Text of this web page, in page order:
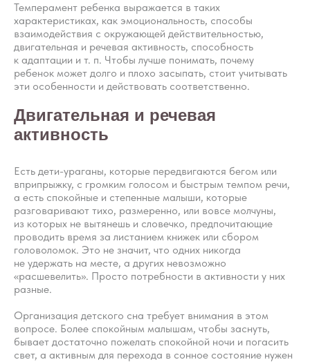
Темперамент ребенка выражается в таких
характеристиках, как эмоциональность, способы
взаимодействия с окружающей действительностью,
двигательная и речевая активность, способность
к адаптации и т. п. Чтобы лучше понимать, почему
ребенок может долго и плохо засыпать, стоит учитывать
эти особенности и действовать соответственно.
Двигательная и речевая
активность
Есть дети-ураганы, которые передвигаются бегом или
вприпрыжку, с громким голосом и быстрым темпом речи,
а есть спокойные и степенные малыши, которые
разговаривают тихо, размеренно, или вовсе молчуны,
из которых не вытянешь и словечко, предпочитающие
проводить время за листанием книжек или сбором
головоломок. Это не значит, что одних никогда
не удержать на месте, а других невозможно
«расшевелить». Просто потребности в активности у них
разные.
Организация детского сна требует внимания в этом
вопросе. Более спокойным малышам, чтобы заснуть,
бывает достаточно пожелать спокойной ночи и погасить
свет, а активным для перехода в сонное состояние нужен